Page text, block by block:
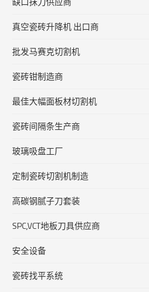
真空瓷砖升降机 出口商
批发马赛克切割机
瓷砖钳制造商
最佳大幅面板材切割机
瓷砖间隔条生产商
玻璃吸盘工厂
定制瓷砖切割机制造
高碳钢腻子刀套装
SPC,VCT地板刀具供应商
安全设备
瓷砖找平系统